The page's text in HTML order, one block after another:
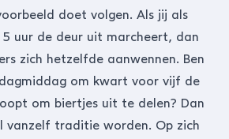
doet volgen. Als jij als
uur de deur uit marcheert, dan
zich hetzelfde aanwennen. Ben
om kwart voor vijf de
om biertjes uit te delen? Dan
vanzelf traditie worden. Op zich